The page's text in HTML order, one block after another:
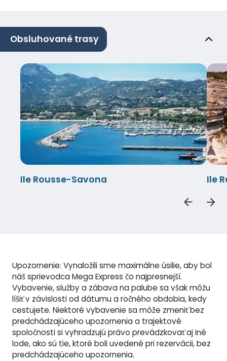
Obsluhované trasy
Ile Rousse-Savona Ile
Upozornenie: Vynaložili sme maximálne úsilie, aby bol
náš sprievodca Mega Express čo najpresnejší.
Vybavenie, služby a zábava na palube sa však môžu
líšiť v závislosti od dátumu a ročného obdobia, kedy
cestujete. Niektoré vybavenie sa môže zmeniť bez
predchádzajúceho upozornenia a trajektové
spoločnosti si vyhradzujú právo prevádzkovať aj iné
lode, ako sú tie, ktoré boli uvedené pri rezervácii, bez
predchádzajúceho upozornenia.